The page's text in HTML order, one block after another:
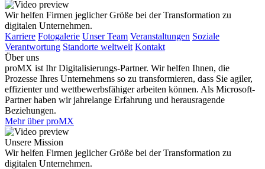
Wir helfen Firmen jeglicher Größe bei der Transformation zu
digitalen Unternehmen.
Karriere Fotogalerie Unser Team Veranstaltungen Soziale
Verantwortung Standorte weltweit Kontakt
Über uns
proMX ist Ihr Digitalisierungs-Partner. Wir helfen Ihnen, die
Prozesse Ihres Unternehmens so zu transformieren, dass Sie agiler,
effizienter und wettbewerbsfähiger arbeiten können. Als Microsoft-
Partner haben wir jahrelange Erfahrung und herausragende
Beziehungen.
Mehr über proMX
Unsere Mission
Wir helfen Firmen jeglicher Größe bei der Transformation zu
digitalen Unternehmen.